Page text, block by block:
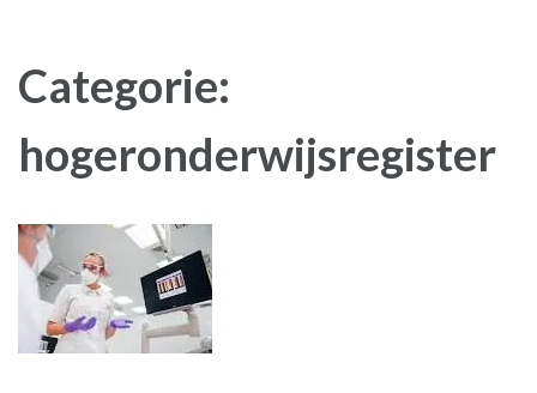
Categorie:
hogeronderwijsregister